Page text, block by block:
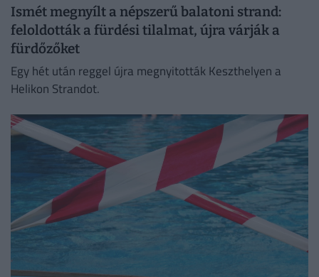
Ismét megnyílt a népszerű balatoni strand:
feloldották a fürdési tilalmat, újra várják a
fürdőzőket
Egy hét után reggel újra megnyitották Keszthelyen a
Helikon Strandot.